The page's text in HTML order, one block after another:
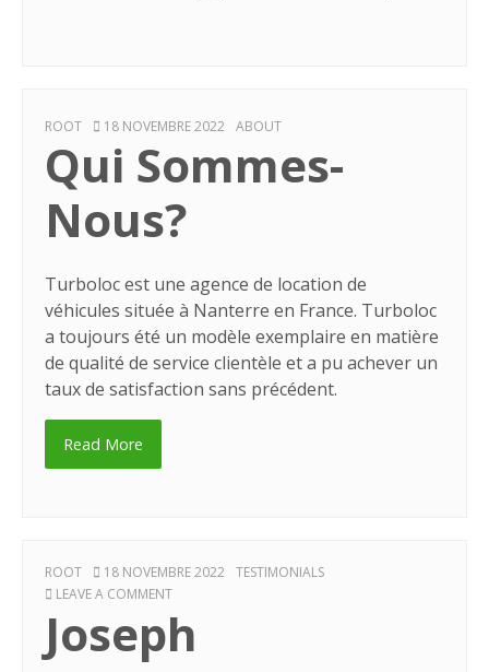
AUTHOR
ROOT
POSTED
ON
18 NOVEMBRE 2022 CATEGORIES
ABOUT
Qui Sommes-
Nous?
Turboloc est une agence de location de
véhicules située à Nanterre en France. Turboloc
a toujours été un modèle exemplaire en matière
de qualité de service clientèle et a pu achever un
taux de satisfaction sans précédent.
Read More
AUTHOR
ROOT
POSTED
ON
18 NOVEMBRE 2022 CATEGORIES
TESTIMONIALS
LEAVE A COMMENTON
Joseph